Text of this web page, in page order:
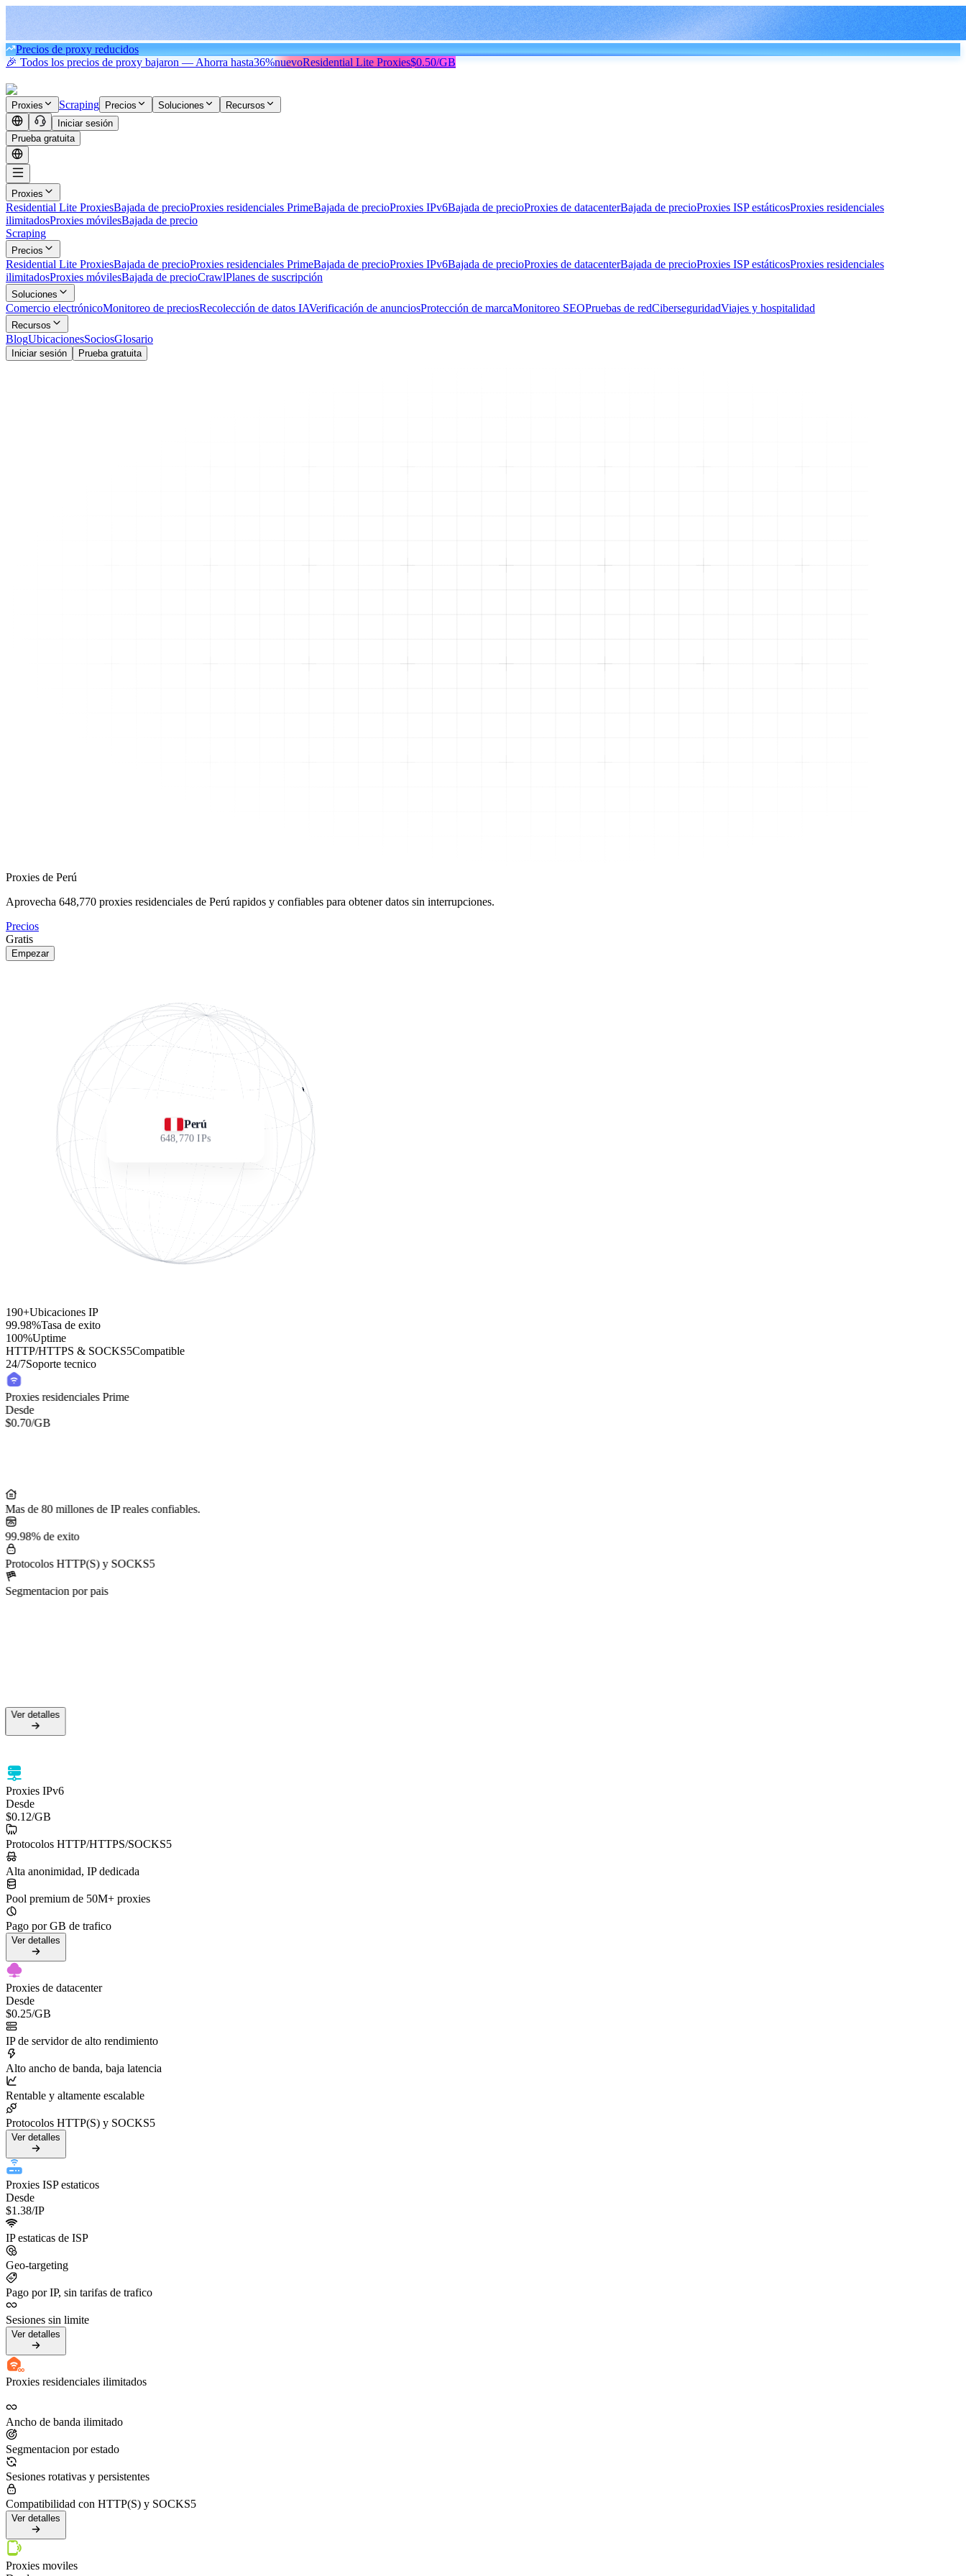
Precios de proxy reducidos
🎉 Todos los precios de proxy bajaron — Ahorra hasta36%nuevoResidential Lite Proxies$0.50/GB
Proxies Scraping Precios Soluciones
Recursos
Iniciar sesión
Prueba gratuita
Proxies
Residential Lite ProxiesBajada de precioProxies residenciales PrimeBajada de precioProxies IPv6Bajada de precioProxies de datacenterBajada de precioProxies ISP estáticosProxies residenciales
ilimitadosProxies móvilesBajada de precio
Scraping
Precios
Residential Lite ProxiesBajada de precioProxies residenciales PrimeBajada de precioProxies IPv6Bajada de precioProxies de datacenterBajada de precioProxies ISP estáticosProxies residenciales
ilimitadosProxies móvilesBajada de precioCrawlPlanes de suscripción
Soluciones
Comercio electrónicoMonitoreo de preciosRecolección de datos IAVerificación de anunciosProtección de marcaMonitoreo SEOPruebas de redCiberseguridadViajes y hospitalidad
Recursos
BlogUbicacionesSociosGlosario
Iniciar sesión Prueba gratuita
Proxies de Perú
Aprovecha 648,770 proxies residenciales de Perú rapidos y confiables para obtener datos sin interrupciones.
Precios
Gratis
Empezar
Perú
648,770 IPs
190+Ubicaciones IP
99.98%Tasa de exito
100%Uptime
HTTP/HTTPS & SOCKS5Compatible
24/7Soporte tecnico
Proxies residenciales Prime
Desde
$0.70/GB
Mas de 80 millones de IP reales confiables.
99.98% de exito
Protocolos HTTP(S) y SOCKS5
Segmentacion por pais
Ver detalles
Proxies IPv6
Desde
$0.12/GB
Protocolos HTTP/HTTPS/SOCKS5
Alta anonimidad, IP dedicada
Pool premium de 50M+ proxies
Pago por GB de trafico
Ver detalles
Proxies de datacenter
Desde
$0.25/GB
IP de servidor de alto rendimiento
Alto ancho de banda, baja latencia
Rentable y altamente escalable
Protocolos HTTP(S) y SOCKS5
Ver detalles
Proxies ISP estaticos
Desde
$1.38/IP
IP estaticas de ISP
Geo-targeting
Pago por IP, sin tarifas de trafico
Sesiones sin limite
Ver detalles
Proxies residenciales ilimitados
Ancho de banda ilimitado
Segmentacion por estado
Sesiones rotativas y persistentes
Compatibilidad con HTTP(S) y SOCKS5
Ver detalles
Proxies moviles